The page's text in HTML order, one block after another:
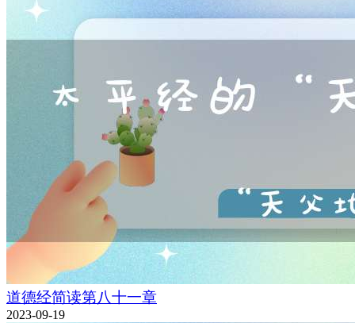
道德经简读第八十一章
2023-09-19